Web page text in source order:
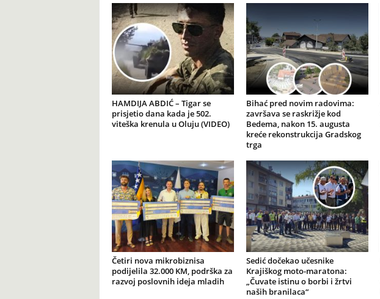
HAMDIJA ABDIĆ – Tigar se
prisjetio dana kada je 502.
viteška krenula u Oluju (VIDEO)
Bihać pred novim radovima:
završava se raskrižje kod
Bedema, nakon 15. augusta
kreće rekonstrukcija Gradskog
trga
Četiri nova mikrobiznisa
podijelila 32.000 KM, podrška za
razvoj poslovnih ideja mladih
Sedić dočekao učesnike
Krajiškog moto-maratona:
„Čuvate istinu o borbi i žrtvi
naših branilaca“